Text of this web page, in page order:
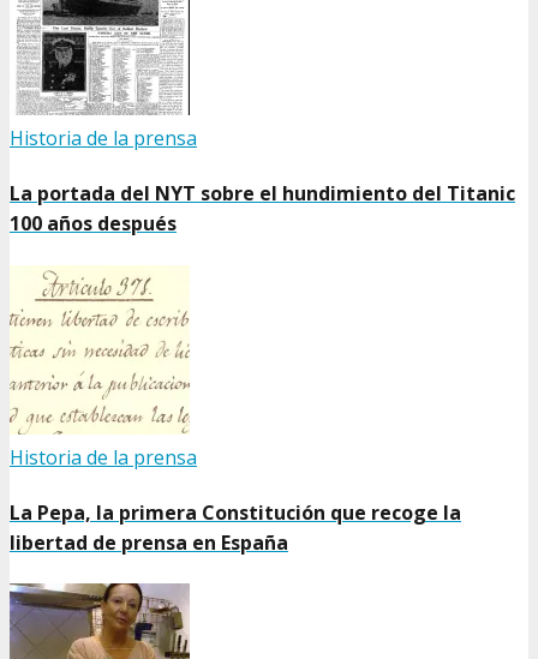
Historia de la prensa
La portada del NYT sobre el hundimiento del Titanic
100 años después
Historia de la prensa
La Pepa, la primera Constitución que recoge la
libertad de prensa en España